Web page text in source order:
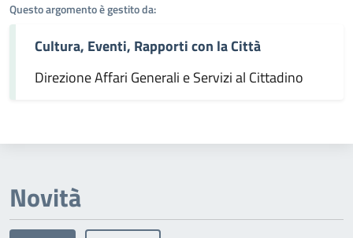
Questo argomento è gestito da:
Cultura, Eventi, Rapporti con la Città
Direzione Affari Generali e Servizi al Cittadino
Novità